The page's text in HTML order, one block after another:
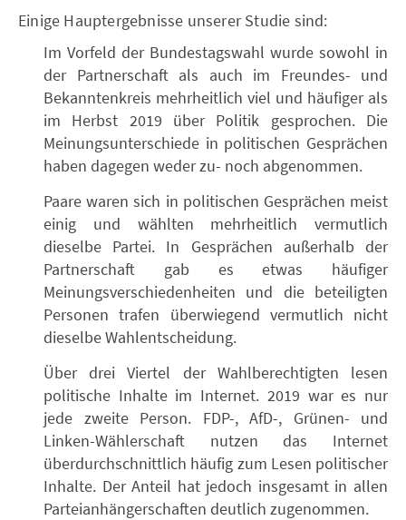
Einige Hauptergebnisse unserer Studie sind:
Im Vorfeld der Bundestagswahl wurde sowohl in
der Partnerschaft als auch im Freundes- und
Bekanntenkreis mehrheitlich viel und häufiger als
im Herbst 2019 über Politik gesprochen. Die
Meinungsunterschiede in politischen Gesprächen
haben dagegen weder zu- noch abgenommen.
Paare waren sich in politischen Gesprächen meist
einig und wählten mehrheitlich vermutlich
dieselbe Partei. In Gesprächen außerhalb der
Partnerschaft gab es etwas häufiger
Meinungsverschiedenheiten und die beteiligten
Personen trafen überwiegend vermutlich nicht
dieselbe Wahlentscheidung.
Über drei Viertel der Wahlberechtigten lesen
politische Inhalte im Internet. 2019 war es nur
jede zweite Person. FDP-, AfD-, Grünen- und
Linken-Wählerschaft nutzen das Internet
überdurchschnittlich häufig zum Lesen politischer
Inhalte. Der Anteil hat jedoch insgesamt in allen
Parteianhängerschaften deutlich zugenommen.